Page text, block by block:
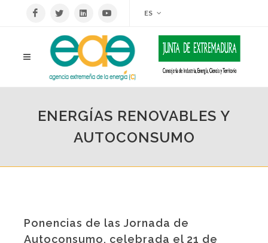
ES
ENERGÍAS RENOVABLES Y
AUTOCONSUMO
Ponencias de las Jornada de
Autoconsumo, celebrada el 21 de